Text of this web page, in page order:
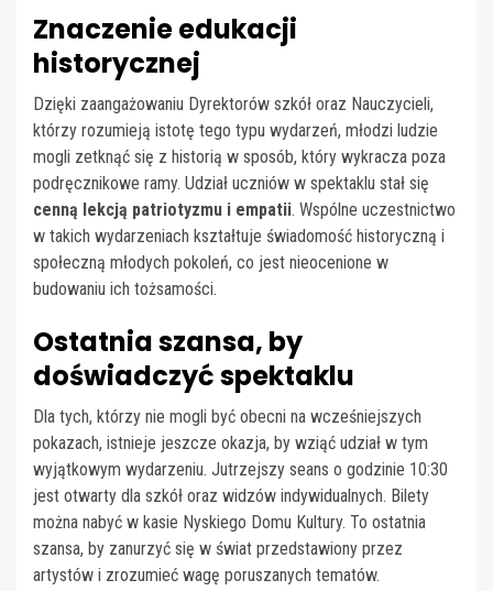
Znaczenie edukacji
historycznej
Dzięki zaangażowaniu Dyrektorów szkół oraz Nauczycieli,
którzy rozumieją istotę tego typu wydarzeń, młodzi ludzie
mogli zetknąć się z historią w sposób, który wykracza poza
podręcznikowe ramy. Udział uczniów w spektaklu stał się
cenną lekcją patriotyzmu i empatii. Wspólne uczestnictwo
w takich wydarzeniach kształtuje świadomość historyczną i
społeczną młodych pokoleń, co jest nieocenione w
budowaniu ich tożsamości.
Ostatnia szansa, by
doświadczyć spektaklu
Dla tych, którzy nie mogli być obecni na wcześniejszych
pokazach, istnieje jeszcze okazja, by wziąć udział w tym
wyjątkowym wydarzeniu. Jutrzejszy seans o godzinie 10:30
jest otwarty dla szkół oraz widzów indywidualnych. Bilety
można nabyć w kasie Nyskiego Domu Kultury. To ostatnia
szansa, by zanurzyć się w świat przedstawiony przez
artystów i zrozumieć wagę poruszanych tematów.